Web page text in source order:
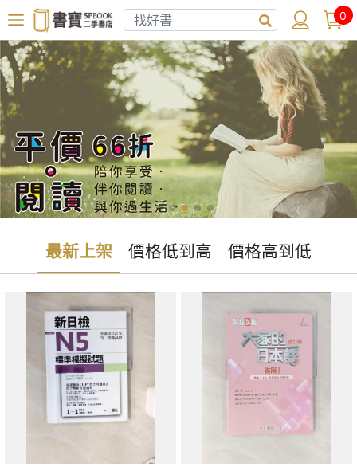
0
最新上架 價格低到高 價格高到低